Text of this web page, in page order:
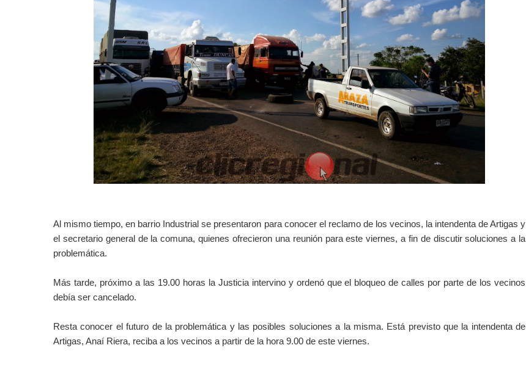
Al mismo tiempo, en barrio Industrial se presentaron para conocer el reclamo de los vecinos, la intendenta de Artigas y
el secretario general de la comuna, quienes ofrecieron una reunión para este viernes, a fin de discutir soluciones a la
problemática.
Más tarde, próximo a las 19.00 horas la Justicia intervino y ordenó que el bloqueo de calles por parte de los vecinos
debía ser cancelado.
Resta conocer el futuro de la problemática y las posibles soluciones a la misma. Está previsto que la intendenta de
Artigas, Anaí Riera, reciba a los vecinos a partir de la hora 9.00 de este viernes.